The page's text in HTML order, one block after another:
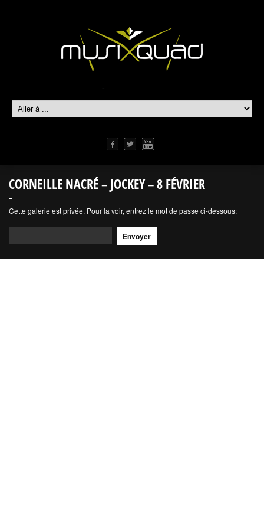
CORNEILLE NACRÉ – JOCKEY – 8 FÉVRIER
Cette galerie est privée. Pour la voir, entrez le mot de passe ci-dessous: